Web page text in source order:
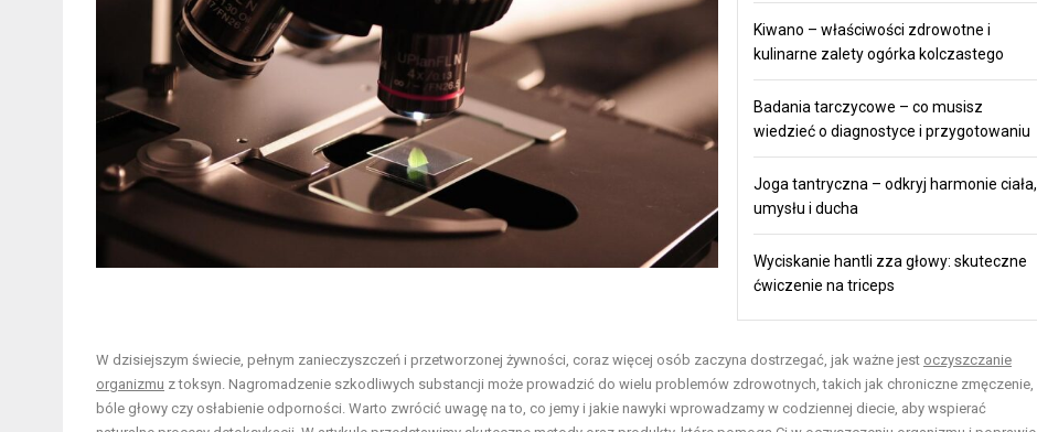
Kiwano – właściwości zdrowotne i
kulinarne zalety ogórka kolczastego
Badania tarczycowe – co musisz
wiedzieć o diagnostyce i przygotowaniu
Joga tantryczna – odkryj harmonie ciała,
umysłu i ducha
Wyciskanie hantli zza głowy: skuteczne
ćwiczenie na triceps
W dzisiejszym świecie, pełnym zanieczyszczeń i przetworzonej żywności, coraz więcej osób zaczyna dostrzegać, jak ważne jest oczyszczanie
organizmu z toksyn. Nagromadzenie szkodliwych substancji może prowadzić do wielu problemów zdrowotnych, takich jak chroniczne zmęczenie,
bóle głowy czy osłabienie odporności. Warto zwrócić uwagę na to, co jemy i jakie nawyki wprowadzamy w codziennej diecie, aby wspierać